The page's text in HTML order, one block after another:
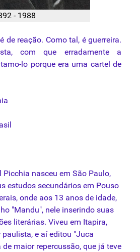
- 1988
de reação. Como tal, é guerreira.
com que erradamente a
lo porque era uma cartel de
Picchia nasceu em São Paulo,
estudos secundários em Pouso
onde aos 13 anos de idade,
"Mandu", nele inserindo suas
literárias. Viveu em Itapira,
e aí editou "Juca
maior repercussão, que já teve